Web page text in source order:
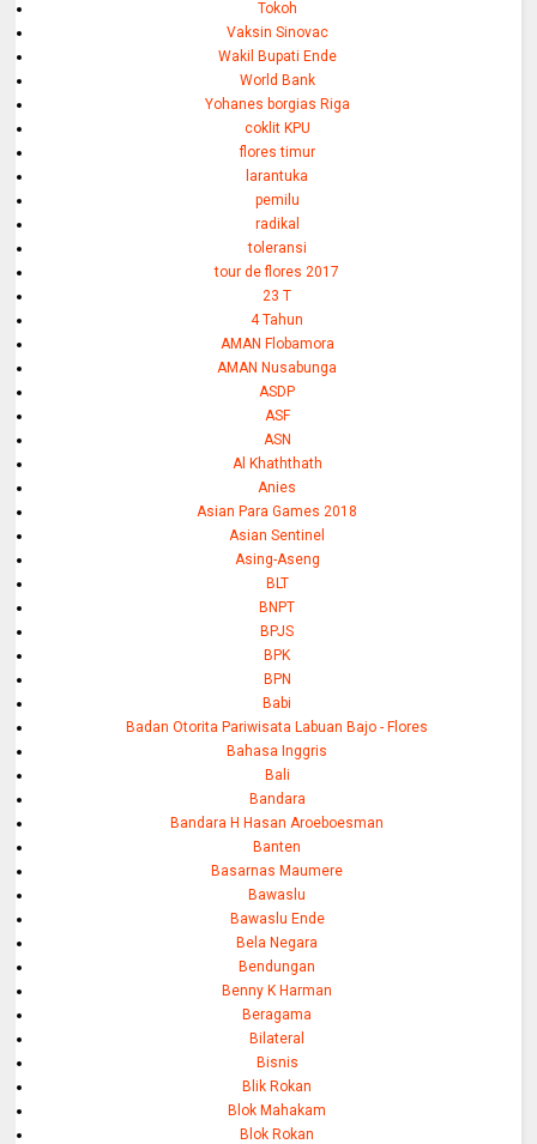
Tokoh
Vaksin Sinovac
Wakil Bupati Ende
World Bank
Yohanes borgias Riga
coklit KPU
flores timur
larantuka
pemilu
radikal
toleransi
tour de flores 2017
23 T
4 Tahun
AMAN Flobamora
AMAN Nusabunga
ASDP
ASF
ASN
Al Khaththath
Anies
Asian Para Games 2018
Asian Sentinel
Asing-Aseng
BLT
BNPT
BPJS
BPK
BPN
Babi
Badan Otorita Pariwisata Labuan Bajo - Flores
Bahasa Inggris
Bali
Bandara
Bandara H Hasan Aroeboesman
Banten
Basarnas Maumere
Bawaslu
Bawaslu Ende
Bela Negara
Bendungan
Benny K Harman
Beragama
Bilateral
Bisnis
Blik Rokan
Blok Mahakam
Blok Rokan